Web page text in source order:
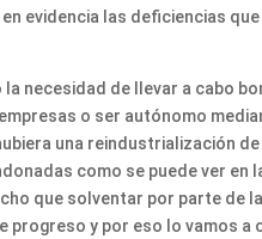
evidencia las deficiencias
necesidad de llevar a cabo
o ser autónomo
una reindustrialización
como se puede ver en
que solventar por parte de
progreso y por eso lo vamos a